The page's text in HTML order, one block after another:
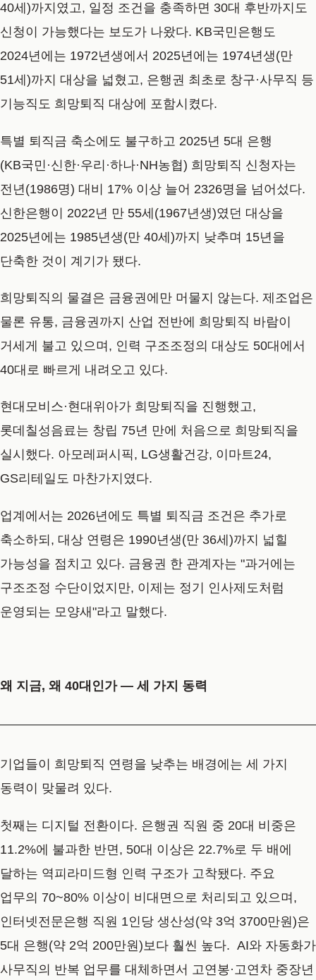
40세)까지였고, 일정 조건을 충족하면 30대 후반까지도
신청이 가능했다는 보도가 나왔다. KB국민은행도
2024년에는 1972년생에서 2025년에는 1974년생(만
51세)까지 대상을 넓혔고, 은행권 최초로 창구·사무직 등
기능직도 희망퇴직 대상에 포함시켰다.
특별 퇴직금 축소에도 불구하고 2025년 5대 은행
(KB국민·신한·우리·하나·NH농협) 희망퇴직 신청자는
전년(1986명) 대비 17% 이상 늘어 2326명을 넘어섰다.
신한은행이 2022년 만 55세(1967년생)였던 대상을
2025년에는 1985년생(만 40세)까지 낮추며 15년을
단축한 것이 계기가 됐다.
희망퇴직의 물결은 금융권에만 머물지 않는다. 제조업은
물론 유통, 금융권까지 산업 전반에 희망퇴직 바람이
거세게 불고 있으며, 인력 구조조정의 대상도 50대에서
40대로 빠르게 내려오고 있다.
현대모비스·현대위아가 희망퇴직을 진행했고,
롯데칠성음료는 창립 75년 만에 처음으로 희망퇴직을
실시했다. 아모레퍼시픽, LG생활건강, 이마트24,
GS리테일도 마찬가지였다.
업계에서는 2026년에도 특별 퇴직금 조건은 추가로
축소하되, 대상 연령은 1990년생(만 36세)까지 넓힐
가능성을 점치고 있다. 금융권 한 관계자는 "과거에는
구조조정 수단이었지만, 이제는 정기 인사제도처럼
운영되는 모양새"라고 말했다.
왜 지금, 왜 40대인가 — 세 가지 동력
기업들이 희망퇴직 연령을 낮추는 배경에는 세 가지
동력이 맞물려 있다.
첫째는 디지털 전환이다. 은행권 직원 중 20대 비중은
11.2%에 불과한 반면, 50대 이상은 22.7%로 두 배에
달하는 역피라미드형 인력 구조가 고착됐다. 주요
업무의 70~80% 이상이 비대면으로 처리되고 있으며,
인터넷전문은행 직원 1인당 생산성(약 3억 3700만원)은
5대 은행(약 2억 200만원)보다 훨씬 높다. AI와 자동화가
사무직의 반복 업무를 대체하면서 고연봉·고연차 중장년